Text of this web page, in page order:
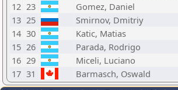
12 23 Gomez, Daniel
13 25 Smirnov, Dmitriy
14 30 Katic, Matias
15 26 Parada, Rodrigo
16 29 Miceli, Luciano
17 31 Barmasch, Oswald